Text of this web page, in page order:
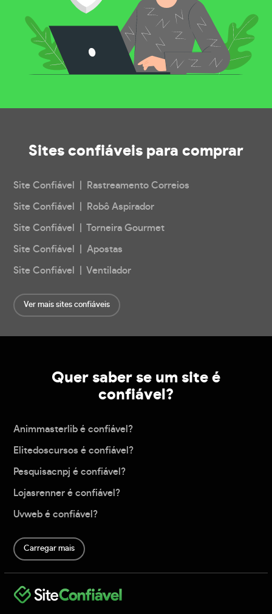
Sites confiáveis para comprar
Site Confiável | Rastreamento Correios
Site Confiável | Robô Aspirador
Site Confiável | Torneira Gourmet
Site Confiável | Apostas
Site Confiável | Ventilador
Ver mais sites confiáveis
Quer saber se um site é
confiável?
Animmasterlib é confiável?
Elitedoscursos é confiável?
Pesquisacnpj é confiável?
Lojasrenner é confiável?
Uvweb é confiável?
Carregar mais